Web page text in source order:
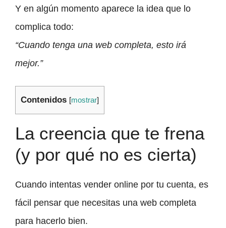
Y en algún momento aparece la idea que lo
complica todo:
“Cuando tenga una web completa, esto irá
mejor.”
Contenidos [mostrar]
La creencia que te frena
(y por qué no es cierta)
Cuando intentas vender online por tu cuenta, es
fácil pensar que necesitas una web completa
para hacerlo bien.